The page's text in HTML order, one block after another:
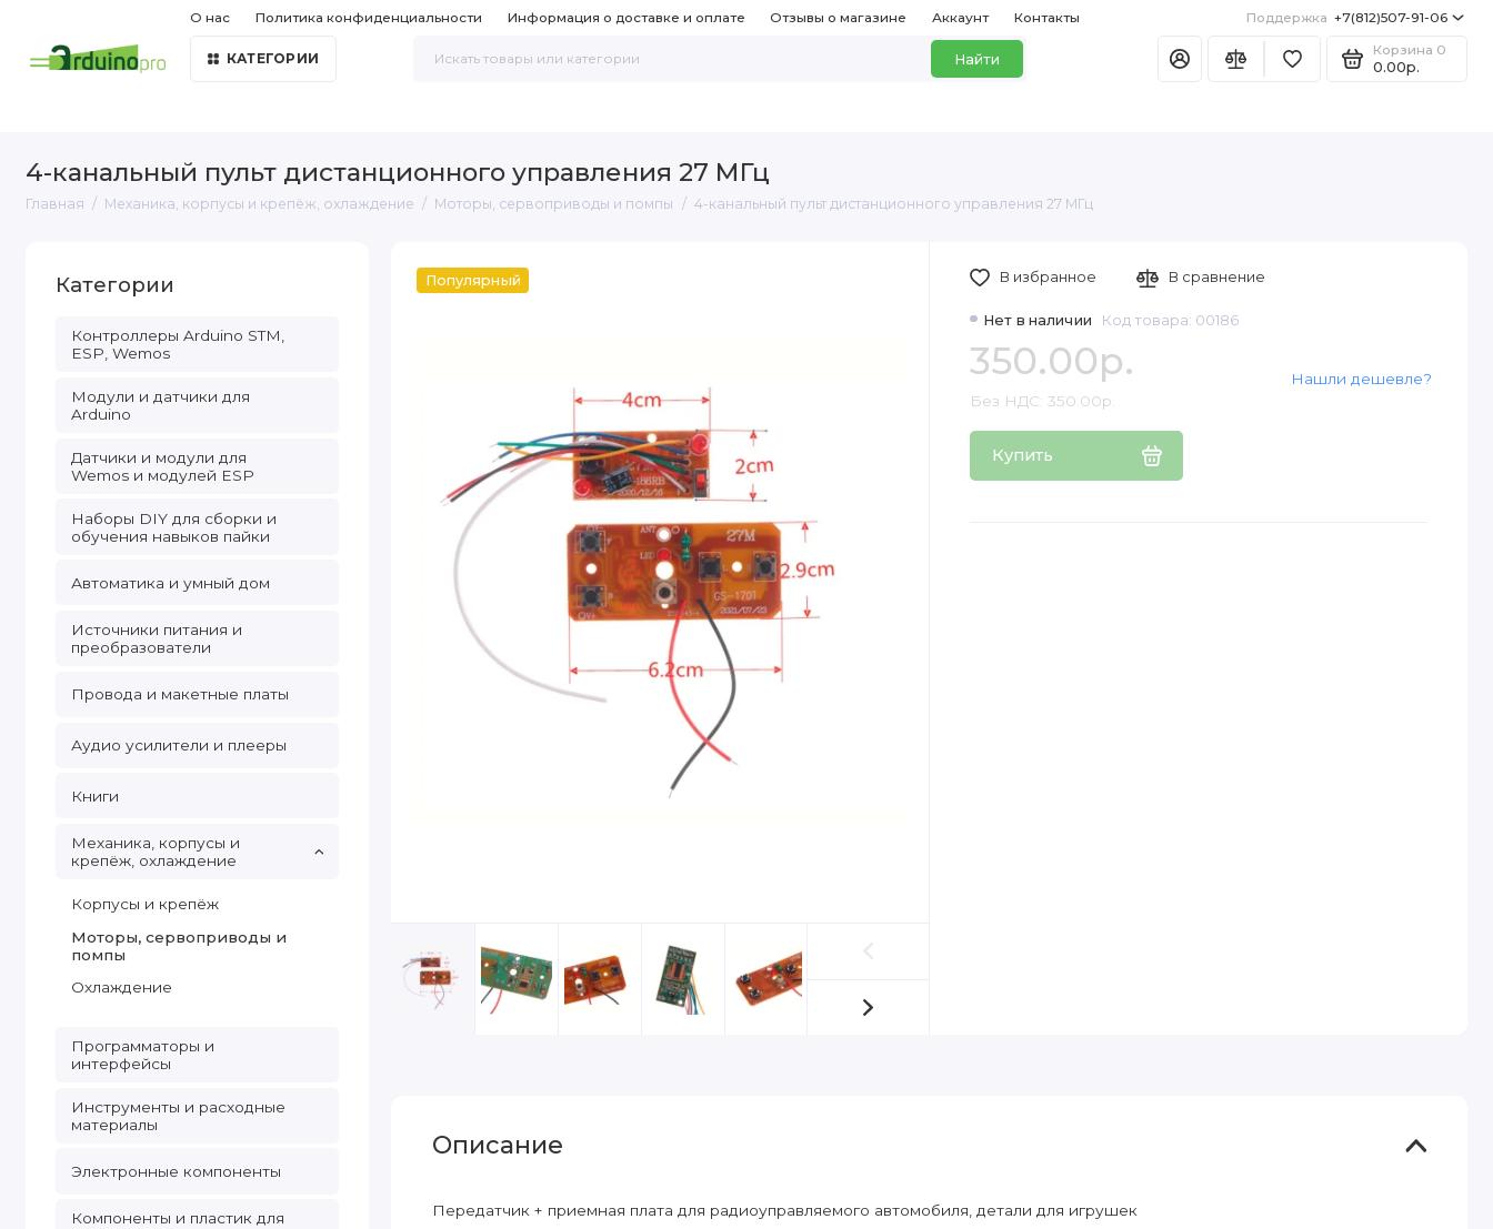
О нас Политика конфиденциальности Информация о доставке и оплате Отзывы о магазине Аккаунт Контакты Поддержка +7(812)507-91-06
КАТЕГОРИИ Найти
Корзина 0
0.00р.
4-канальный пульт дистанционного управления 27 МГц
Главная Механика, корпусы и крепёж, охлаждение Моторы, сервоприводы и помпы 4-канальный пульт дистанционного управления 27 МГц
Категории
Контроллеры Arduino STM,
ESP, Wemos
Модули и датчики для
Arduino
Датчики и модули для
Wemos и модулей ESP
Наборы DIY для сборки и
обучения навыков пайки
Автоматика и умный дом
Источники питания и
преобразователи
Провода и макетные платы
Аудио усилители и плееры
Книги
Механика, корпусы и
крепёж, охлаждение
Корпусы и крепёж
Моторы, сервоприводы и
помпы
Охлаждение
Программаторы и
интерфейсы
Инструменты и расходные
материалы
Электронные компоненты
Компоненты и пластик для
Популярный
Нет в наличии Код товара: 00186
350.00р.
Без НДС: 350.00р.
Купить
Нашли дешевле?
В избранное В сравнение
Описание
Передатчик + приемная плата для радиоуправляемого автомобиля, детали для игрушек